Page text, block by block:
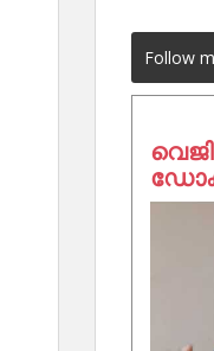
Follow
ഡോക്